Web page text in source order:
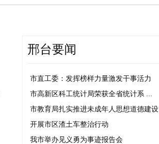
邢台要闻
市直工委：发挥榜样力量激发干事活力
市高新区科工统计局荣获全省统计系 ...
市教育局扎实推进未成年人思想道德建设
开展市区渣土车整治行动
我市举办见义勇为事迹报告会